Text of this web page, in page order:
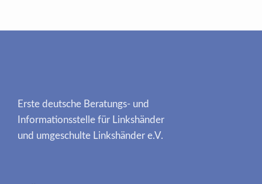
Erste deutsche Beratungs- und
Informationsstelle für Linkshänder
und umgeschulte Linkshänder e.V.